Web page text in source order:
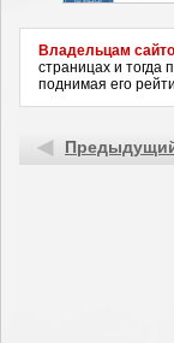
Владельцам
страницах и тогда
поднимая его